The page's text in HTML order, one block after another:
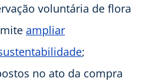
voluntária de flora
ampliar
;
no ato da compra